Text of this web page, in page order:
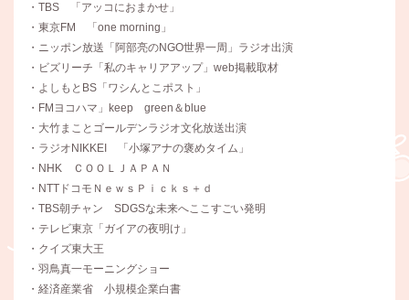
・TBS 「アッコにおまかせ」
・東京FM 「one morning」
・ニッポン放送「阿部亮のNGO世界一周」ラジオ出演
・ビズリーチ「私のキャリアアップ」web掲載取材
・よしもとBS「ワシんとこポスト」
・FMヨコハマ」keep green＆blue
・大竹まことゴールデンラジオ文化放送出演
・ラジオNIKKEI 「小塚アナの褒めタイム」
・NHK ＣＯＯＬＪＡＰＡＮ
・NTTドコモＮｅｗｓＰｉｃｋｓ＋ｄ
・TBS朝チャン SDGSな未来へここすごい発明
・テレビ東京「ガイアの夜明け」
・クイズ東大王
・羽鳥真一モーニングショー
・経済産業省 小規模企業白書